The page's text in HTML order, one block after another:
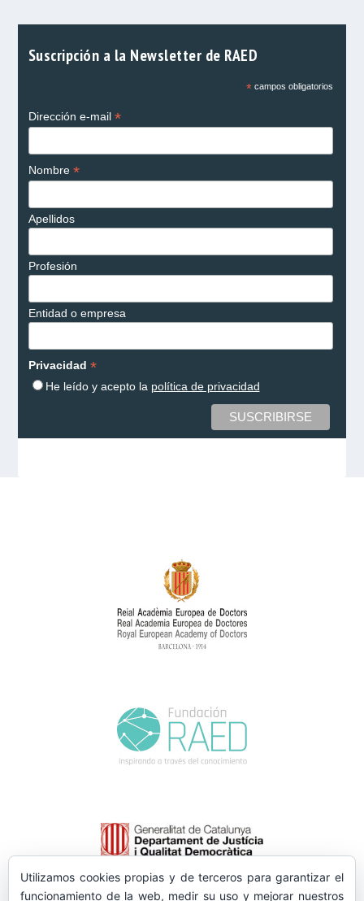
Suscripción a la Newsletter de RAED
*campos obligatorios
Dirección e-mail *
Nombre *
Apellidos
Profesión
Entidad o empresa
Privacidad *
He leído y acepto la política de privacidad
Utilizamos cookies propias y de terceros para garantizar el
funcionamiento de la web, medir su uso y mejorar nuestros